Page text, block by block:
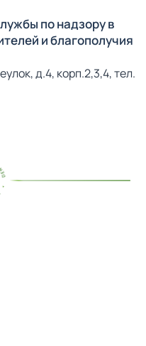
по надзору в
и благополучия
д.4, корп.2,3,4, тел.